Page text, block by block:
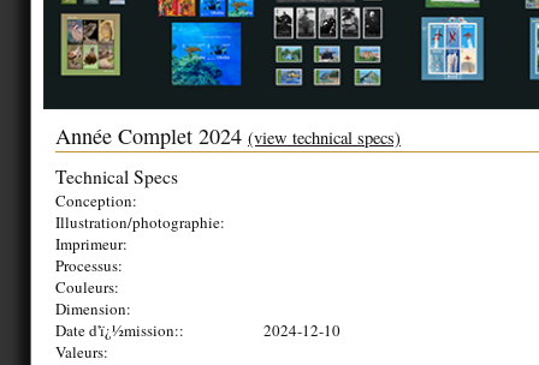
Année Complet 2024 (view technical specs)
Technical Specs
Conception:
Illustration/photographie:
Imprimeur:
Processus:
Couleurs:
Dimension:
Date d'ï¿½mission::
2024-12-10
Valeurs: